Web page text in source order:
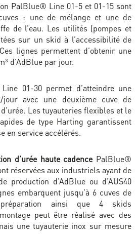
PalBlue® Line 01-5 et 01-15 sont
: une de mélange et une de
de l’eau. Les utilités (pompes et
sur un skid à l’accessibilité de
lignes permettent d’obtenir une
d’AdBlue par jour.
01-30 permet d’atteindre une
jour avec une deuxième cuve de
Les tuyauteries flexibles et le
de type Harting garantissent
en service accélérés.
d’urée haute cadencePalBlue®
réservées aux industriels ayant de
production d’AdBlue ou d’AUS40
embarquent jusqu’à 6 cuves de
ainsi que 4 skids
peut être réalisé avec des
une tuyauterie inox sur mesure